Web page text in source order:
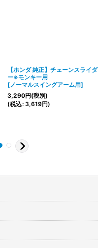
【ホンダ 純正】チェーンスライダ
ー※モンキー用
[ノーマルスイングアーム用]
3,290円(税別)
(税込: 3,619円)